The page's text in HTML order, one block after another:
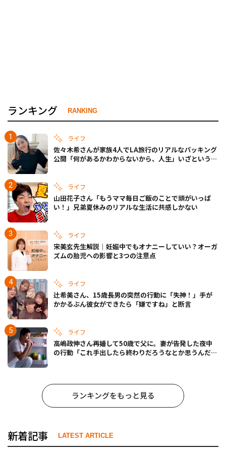
ランキング RANKING
ライフ
佐々木希さんが家族4人でLA旅行のリアルなパッキング
公開「何があるかわからないから、人生」いざというと
ライフ
山田花子さん「もうママ毎日ご飯のことで頭がいっぱ
い！」兄弟夏休みのリアルな生活に共感しかない
ライフ
宋美玄先生解説｜妊娠中でもオナニーしていい？オーガ
ズムの胎児への影響と3つの注意点
ライフ
辻希美さん、15歳長男の突然の行動に「失神！」手が
かかるぶん彼女ができたら「嫌ですね」と断言
ライフ
高嶋政伸さん再婚して50歳で父に。妻が告発した夜中
の行動「これ手出したら終わりだろうなとか思うんだけ
ランキングをもっと見る
新着記事 LATEST ARTICLE